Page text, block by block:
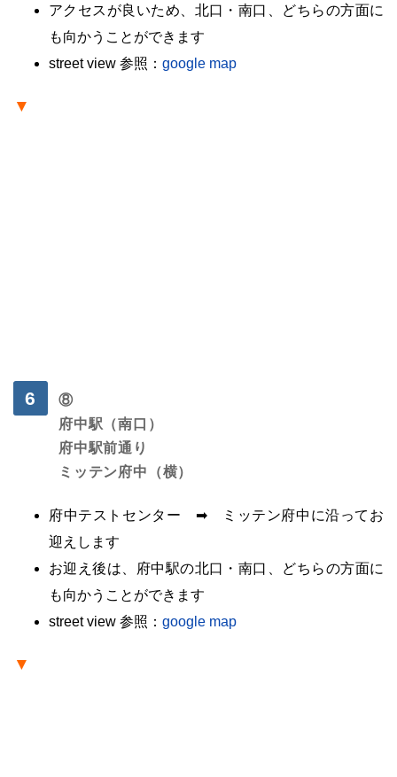
アクセスが良いため、北口・南口、どちらの方面に
も向かうことができます
street view 参照： google map
▼
⑧
府中駅（南口）
府中駅前通り
ミッテン府中（横）
府中テストセンター ➡ ミッテン府中に沿ってお
迎えします
お迎え後は、府中駅の北口・南口、どちらの方面に
も向かうことができます
street view 参照： google map
▼